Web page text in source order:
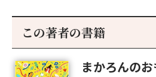
この著者の書籍
まかろんの